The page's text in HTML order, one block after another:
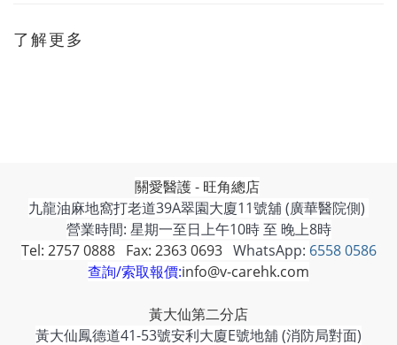
了解更多
關愛醫護 - 旺角總店
九龍油麻地窩打老道39A翠園大廈11號舖 (廣華醫院側)
營業時間: 星期一至日上午10時 至 晚上8時
Tel: 2757 0888 Fax: 2363 0693WhatsApp: 6558 0586
查詢/索取報價:info@v-carehk.com
黃大仙第二分店
黃大仙鳳德道41-53號安利大廈E號地舖 (消防局對面)